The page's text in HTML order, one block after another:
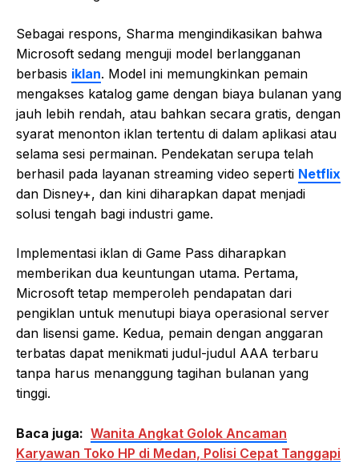
Sebagai respons, Sharma mengindikasikan bahwa
Microsoft sedang menguji model berlangganan
berbasis iklan. Model ini memungkinkan pemain
mengakses katalog game dengan biaya bulanan yang
jauh lebih rendah, atau bahkan secara gratis, dengan
syarat menonton iklan tertentu di dalam aplikasi atau
selama sesi permainan. Pendekatan serupa telah
berhasil pada layanan streaming video seperti Netflix
dan Disney+, dan kini diharapkan dapat menjadi
solusi tengah bagi industri game.
Implementasi iklan di Game Pass diharapkan
memberikan dua keuntungan utama. Pertama,
Microsoft tetap memperoleh pendapatan dari
pengiklan untuk menutupi biaya operasional server
dan lisensi game. Kedua, pemain dengan anggaran
terbatas dapat menikmati judul-judul AAA terbaru
tanpa harus menanggung tagihan bulanan yang
tinggi.
Baca juga: Wanita Angkat Golok Ancaman
Karyawan Toko HP di Medan, Polisi Cepat Tanggapi